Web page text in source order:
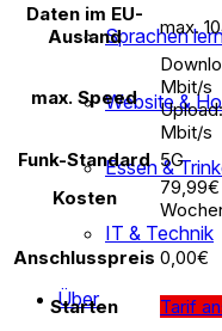
Sprachen
Website &
Essen &
IT & Technik
Über
Daten im EU-
Ausland
max.
max. Speed
Mbit/s
Mbit/s
Funk-Standard 5G
Kosten
Anschlusspreis 0,00€
Starten Tarif